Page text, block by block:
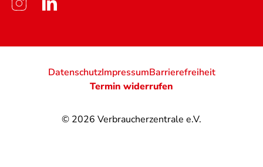
© 2026 Verbraucherzentrale e.V.
DatenschutzImpressumBarrierefreiheit
Termin widerrufen